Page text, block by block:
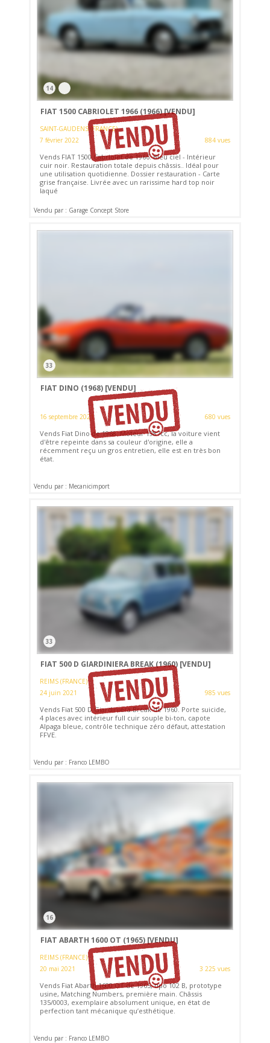
14
FIAT 1500 CABRIOLET 1966 (1966)[VENDU]
SAINT-GAUDENS (FRANCE)
7 février 2022
884 vues
Vends FIAT 1500 Cabriolet de 1966. Bleu ciel - Intérieur
cuir noir. Restauration totale depuis châssis.. Idéal pour
une utilisation quotidienne. Dossier restauration - Carte
grise française. Livrée avec un rarissime hard top noir
laqué
Vendu par : Garage Concept Store
33
FIAT DINO (1968) [VENDU]
16 septembre 2021 680 vues
Vends Fiat Dino de 1968. Moteur 1987cc, la voiture vient
d'être repeinte dans sa couleur d'origine, elle a
récemment reçu un gros entretien, elle est en très bon
état.
Vendu par : Mecanicimport
33
FIAT 500 D GIARDINIERA BREAK (1960) [VENDU]
REIMS (FRANCE)
24 juin 2021
985 vues
Vends Fiat 500 D Giardiniera Break de 1960. Porte suicide,
4 places avec intérieur full cuir souple bi-ton, capote
Alpaga bleue, contrôle technique zéro défaut, attestation
FFVE.
Vendu par : Franco LEMBO
16
FIAT ABARTH 1600 OT (1965) [VENDU]
REIMS (FRANCE)
20 mai 2021
3 225 vues
Vends Fiat Abarth 1600 OT de 1965, tipo 102 B, prototype
usine, Matching Numbers, première main. Châssis
135/0003, exemplaire absolument unique, en état de
perfection tant mécanique qu’esthétique.
Vendu par : Franco LEMBO